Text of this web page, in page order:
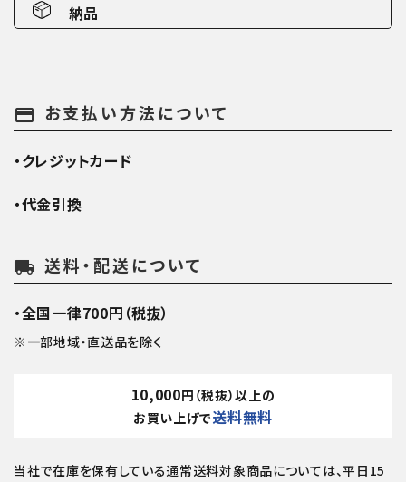
納品
payment お支払い方法について
・クレジットカード
・代金引換
local_shipping 送料・配送について
・全国一律700円（税抜）
※一部地域・直送品を除く
10,000円（税抜）以上の
お買い上げで送料無料
当社で在庫を保有している通常送料対象商品については、平日15